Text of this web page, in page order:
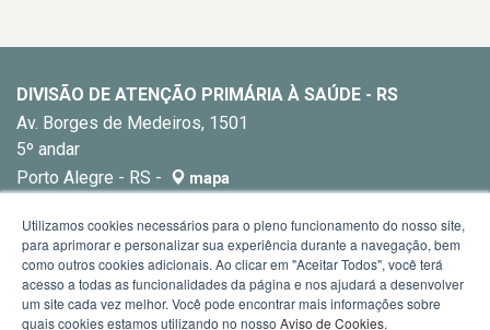
DIVISÃO DE ATENÇÃO PRIMÁRIA À SAÚDE - RS
Av. Borges de Medeiros, 1501
5º andar
Porto Alegre - RS -
mapa
Utilizamos cookies necessários para o pleno funcionamento do nosso site,
para aprimorar e personalizar sua experiência durante a navegação, bem
como outros cookies adicionais. Ao clicar em "Aceitar Todos", você terá
acesso a todas as funcionalidades da página e nos ajudará a desenvolver
um site cada vez melhor. Você pode encontrar mais informações sobre
quais cookies estamos utilizando no nosso Aviso de Cookies.